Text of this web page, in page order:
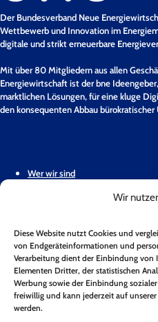
Wir
Diese Website nutzt Cookies und
von Endgeräteinformationen und
Verarbeitung dient der Einbindung von
Elementen Dritter, der statistischen
Werbung sowie der Einbindung
freiwillig und kann jederzeit auf
werden.
Der Bundesverband Neue
Wettbewerb und Innovation im
digitale und strikt erneuerbare
Mit über 80 Mitgliedern aus allen
Energiewirtschaft ist der bne
marktlichen Lösungen, für eine kluge
den konsequenten Abbau bürokratischer
Wer wir sind
Stellungnahmen &
Unsere Mitglieder
Geschäftsstelle
Pressemitteilungen
Mitglied werden